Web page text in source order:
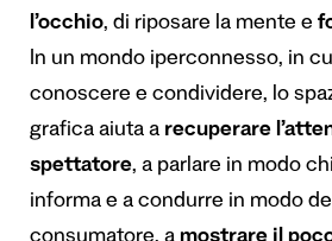
l’occhio, di riposare la mente e
In un mondo iperconnesso, in
conoscere e condividere, lo
grafica aiuta a recuperare
spettatore, a parlare in modo
informa e a condurre in modo